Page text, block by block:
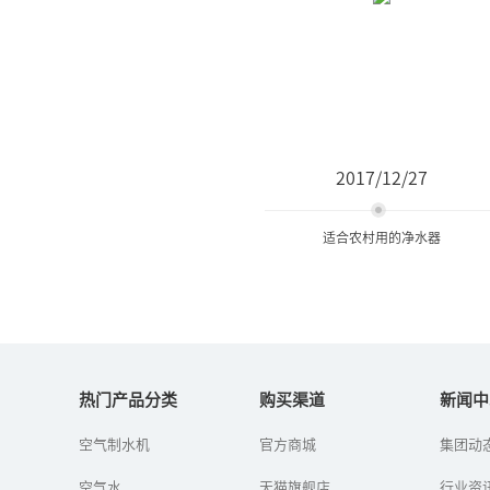
2017/12/27
适合农村用的净水器
吗？什么样的净水器适合
热门产品分类
空气制水机
购买渠道
官方商城
新闻
集团动